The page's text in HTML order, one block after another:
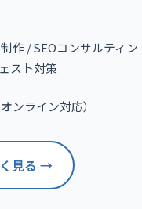
作 / SEOコンサルティン
スト対策
ンライン対応）
見る →